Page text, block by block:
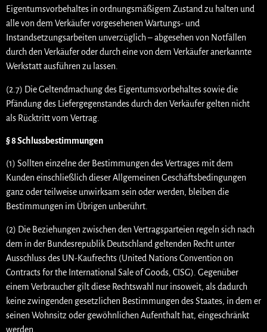
Eigentumsvorbehaltes in ordnungsmäßigem Zustand zu halten und
alle von dem Verkäufer vorgesehenen Wartungs- und
Instandsetzungsarbeiten unverzüglich – abgesehen von Notfällen
durch den Verkäufer oder durch eine von dem Verkäufer anerkannte
Werkstatt ausführen zu lassen.
(2.7) Die Geltendmachung des Eigentumsvorbehaltes sowie die
Pfändung des Liefergegenstandes durch den Verkäufer gelten nicht
als Rücktritt vom Vertrag.
§ 8 Schlussbestimmungen
(1) Sollten einzelne der Bestimmungen des Vertrages mit dem
Kunden einschließlich dieser Allgemeinen Geschäftsbedingungen
ganz oder teilweise unwirksam sein oder werden, bleiben die
Bestimmungen im Übrigen unberührt.
(2) Die Beziehungen zwischen den Vertragsparteien regeln sich nach
dem in der Bundesrepublik Deutschland geltenden Recht unter
Ausschluss des UN-Kaufrechts (United Nations Convention on
Contracts for the International Sale of Goods, CISG). Gegenüber
einem Verbraucher gilt diese Rechtswahl nur insoweit, als dadurch
keine zwingenden gesetzlichen Bestimmungen des Staates, in dem er
seinen Wohnsitz oder gewöhnlichen Aufenthalt hat, eingeschränkt
werden.